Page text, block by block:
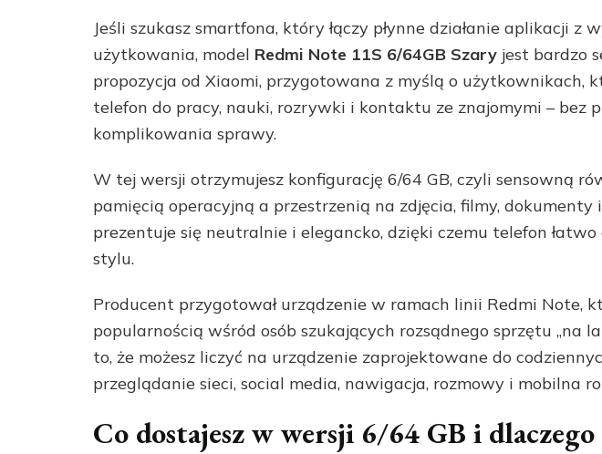
Jeśli szukasz smartfona, który łączy płynne działanie aplikacji z
użytkowania, model Redmi Note 11S 6/64GB Szary jest bardzo
propozycja od Xiaomi, przygotowana z myślą o użytkownikach,
telefon do pracy, nauki, rozrywki i kontaktu ze znajomymi – bez
komplikowania sprawy.
W tej wersji otrzymujesz konfigurację 6/64 GB, czyli sensowną
pamięcią operacyjną a przestrzenią na zdjęcia, filmy,
prezentuje się neutralnie i elegancko, dzięki czemu telefon łatwo
stylu.
Producent przygotował urządzenie w ramach linii Redmi Note,
popularnością wśród osób szukających rozsądnego sprzętu „na
to, że możesz liczyć na urządzenie zaprojektowane do
przeglądanie sieci, social media, nawigacja, rozmowy i mobilna
Co dostajesz w wersji 6/64 GB i